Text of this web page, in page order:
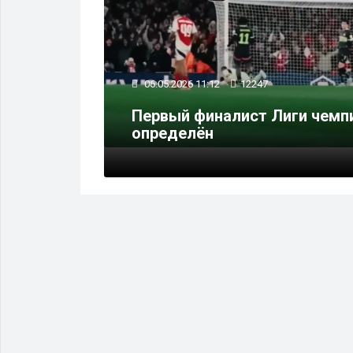
06.05.2026 11:12 12247
Первый финалист Лиги
определён